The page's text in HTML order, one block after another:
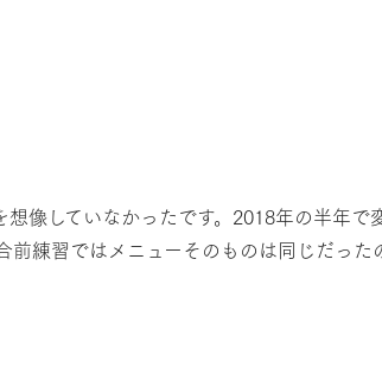
像していなかったです。2018年の半年で
練習ではメニューそのものは同じだっ